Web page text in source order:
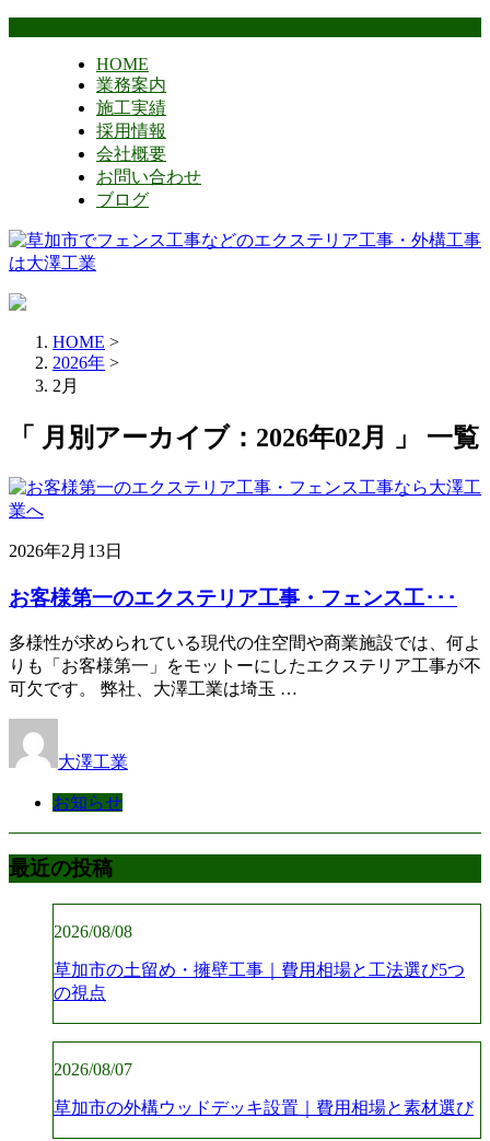
HOME
業務案内
施工実績
採用情報
会社概要
お問い合わせ
ブログ
HOME >
2026年 >
2月
「 月別アーカイブ：2026年02月 」 一覧
2026年2月13日
お客様第一のエクステリア工事・フェンス工･･･
多様性が求められている現代の住空間や商業施設では、何よ
りも「お客様第一」をモットーにしたエクステリア工事が不
可欠です。 弊社、大澤工業は埼玉 …
大澤工業
お知らせ
最近の投稿
2026/08/08
草加市の土留め・擁壁工事｜費用相場と工法選び5つ
の視点
2026/08/07
草加市の外構ウッドデッキ設置｜費用相場と素材選び